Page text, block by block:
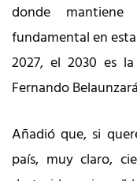
donde
fundamental en
2027, el 2030 es
Fernando
Añadió que, si
país, muy claro,